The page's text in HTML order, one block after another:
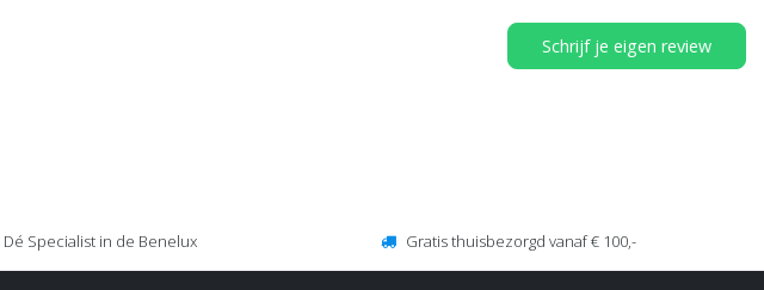
Schrijf je eigen review
Dé Specialist in de Benelux Gratis thuisbezorgd vanaf € 100,-